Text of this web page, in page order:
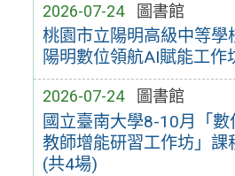
2026-07-24 圖書館
桃園市立陽明高級中等學
陽明數位領航AI賦能工作
2026-07-24 圖書館
國立臺南大學8-10月「數
教師增能研習工作坊」課
(共4場)